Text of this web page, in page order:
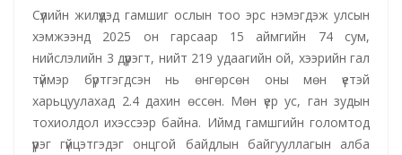
Сүүлийн жилүүдэд гамшиг ослын тоо эрс нэмэгдэж улсын
хэмжээнд 2025 он гарсаар 15 аймгийн 74 сум,
нийслэлийн 3 дүүрэгт, нийт 219 удаагийн ой, хээрийн гал
түймэр бүртгэгдсэн нь өнгөрсөн оны мөн үетэй
харьцуулахад 2.4 дахин өссөн. Мөн үер ус, ган зудын
тохиолдол ихэссээр байна. Иймд гамшгийн голомтод
үүрэг гүйцэтгэдэг онцгой байдлын байгууллагын алба